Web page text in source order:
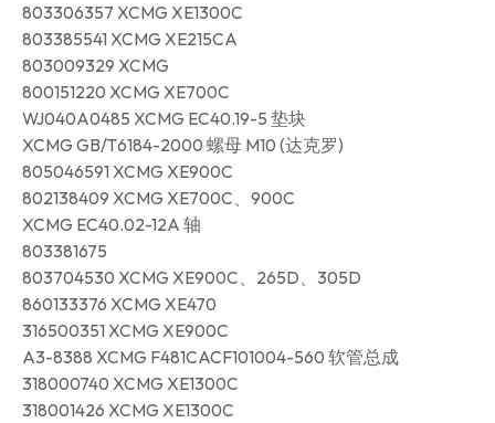
803306357 XCMG XE1300C
803385541 XCMG XE215CA
803009329 XCMG
800151220 XCMG XE700C
WJ040A0485 XCMG EC40.19-5 垫块
XCMG GB/T6184-2000 螺母 M10 (达克罗)
805046591 XCMG XE900C
802138409 XCMG XE700C、900C
XCMG EC40.02-12A 轴
803381675
803704530 XCMG XE900C、265D、305D
860133376 XCMG XE470
316500351 XCMG XE900C
A3-8388 XCMG F481CACF101004-560 软管总成
318000740 XCMG XE1300C
318001426 XCMG XE1300C